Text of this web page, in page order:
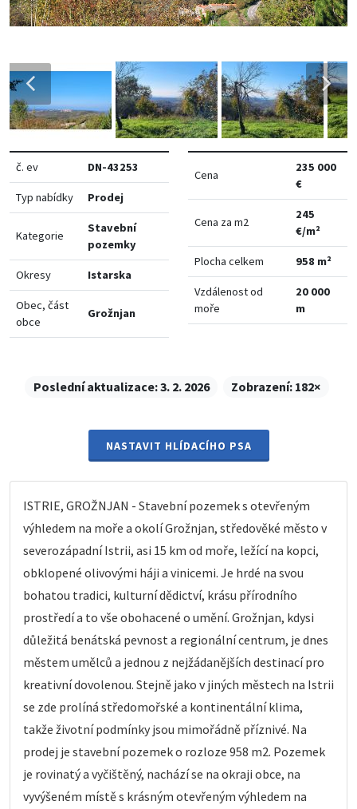
č. ev DN-43253
Typ nabídky Prodej
Kategorie
Stavební
pozemky
Okresy Istarska
Obec, část
obce
Grožnjan
Cena
235 000
€
Cena za m2
245
€/m²
Plocha celkem 958 m²
Vzdálenost od
moře
20 000
m
Poslední aktualizace:3. 2. 2026 Zobrazení: 182×
NASTAVIT HLÍDACÍHO PSA
ISTRIE, GROŽNJAN - Stavební pozemek s otevřeným
výhledem na moře a okolí Grožnjan, středověké město v
severozápadní Istrii, asi 15 km od moře, ležící na kopci,
obklopené olivovými háji a vinicemi. Je hrdé na svou
bohatou tradici, kulturní dědictví, krásu přírodního
prostředí a to vše obohacené o umění. Grožnjan, kdysi
důležitá benátská pevnost a regionální centrum, je dnes
městem umělců a jednou z nejžádanějších destinací pro
kreativní dovolenou. Stejně jako v jiných městech na Istrii
se zde prolíná středomořské a kontinentální klima,
takže životní podmínky jsou mimořádně příznivé. Na
prodej je stavební pozemek o rozloze 958 m2. Pozemek
je rovinatý a vyčištěný, nachází se na okraji obce, na
vyvýšeném místě s krásným otevřeným výhledem na